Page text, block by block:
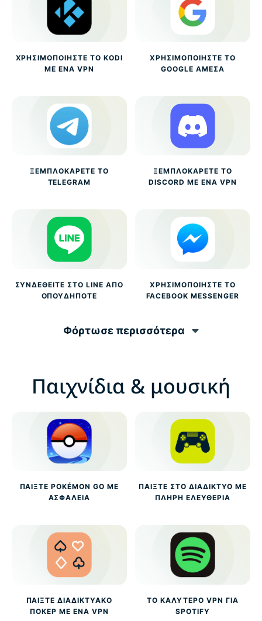
ΧΡΗΣΙΜΟΠΟΙΉΣΤΕ ΤΟ KODI
ΜΕ ΈΝΑ VPN
ΧΡΗΣΙΜΟΠΟΙΉΣΤΕ ΤΟ
GOOGLE ΆΜΕΣΑ
ΞΕΜΠΛΟΚΆΡΕΤΕ ΤΟ
TELEGRAM
ΞΕΜΠΛΟΚΆΡΕΤΕ ΤΟ
DISCORD ΜΕ ΈΝΑ VPN
ΣΥΝΔΕΘΕΊΤΕ ΣΤΟ LINE ΑΠΌ
ΟΠΟΥΔΉΠΟΤΕ
ΧΡΗΣΙΜΟΠΟΙΉΣΤΕ ΤΟ
FACEBOOK MESSENGER
Φόρτωσε περισσότερα
Παιχνίδια & μουσική
ΠΑΊΞΤΕ POKÉMON GO ΜΕ
ΑΣΦΆΛΕΙΑ
ΠΑΊΞΤΕ ΣΤΟ ΔΙΑΔΊΚΤΥΟ ΜΕ
ΠΛΉΡΗ ΕΛΕΥΘΕΡΊΑ
ΠΑΊΞΤΕ ΔΙΑΔΙΚΤΥΑΚΌ
ΠΌΚΕΡ ΜΕ ΈΝΑ VPN
ΤΟ ΚΑΛΎΤΕΡΟ VPN ΓΙΑ
SPOTIFY